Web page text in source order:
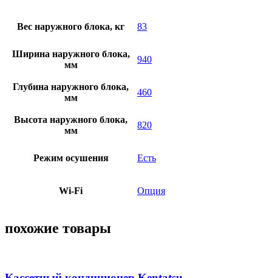
Вес наружного блока, кг 83
Ширина наружного блока,
мм
940
Глубина наружного блока,
мм
460
Высота наружного блока,
мм
820
Режим осушения Есть
Wi-Fi Опция
похожие товары